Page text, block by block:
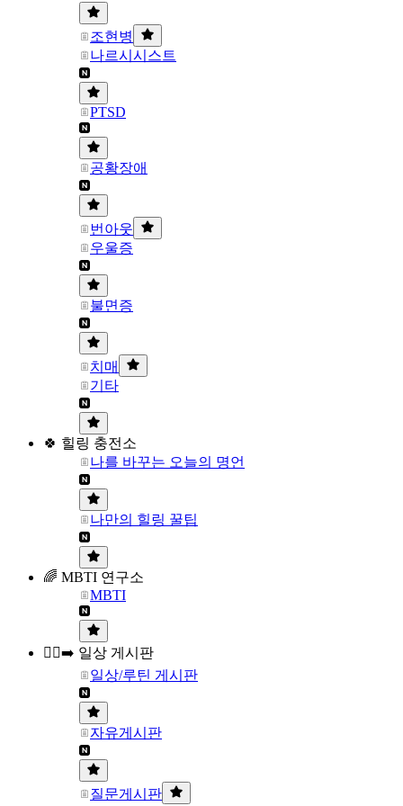
조현병
나르시시스트
PTSD
공황장애
번아웃
우울증
불면증
치매
기타
🍀 힐링 충전소
나를 바꾸는 오늘의 명언
나만의 힐링 꿀팁
🌈 MBTI 연구소
MBTI
🏃‍♀️‍➡️ 일상 게시판
일상/루틴 게시판
자유게시판
질문게시판